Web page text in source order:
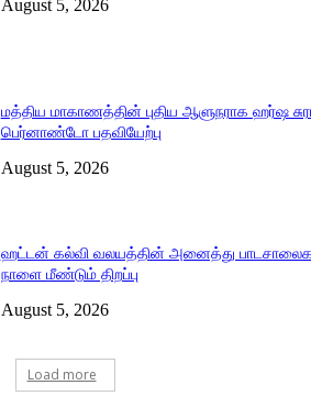
August 5, 2026
மத்திய மாகாணத்தின் புதிய ஆளுநராக ஹர்ஷ
பெர்னாண்டோ பதவியேற்பு
August 5, 2026
ஹட்டன் கல்வி வலயத்தின் அனைத்து
நாளை மீண்டும் திறப்பு
August 5, 2026
Load more